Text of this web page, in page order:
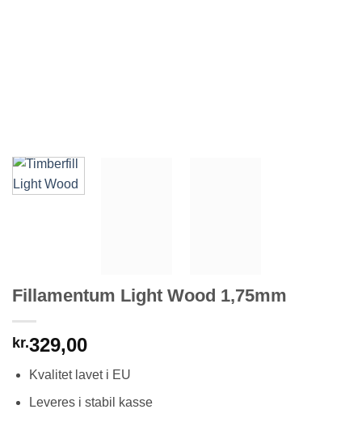
Fillamentum Light Wood 1,75mm
kr.329,00
Kvalitet lavet i EU
Leveres i stabil kasse